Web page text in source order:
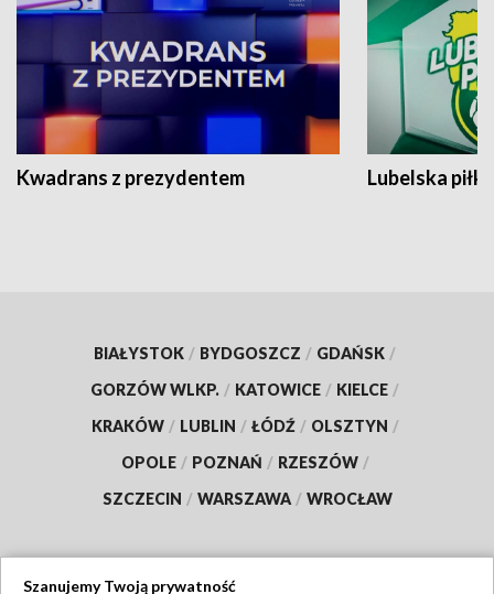
Kwadrans z prezydentem Lubelska piłka
BIAŁYSTOK / BYDGOSZCZ / GDAŃSK /
GORZÓW WLKP. / KATOWICE / KIELCE /
KRAKÓW / LUBLIN / ŁÓDŹ / OLSZTYN /
OPOLE / POZNAŃ / RZESZÓW /
SZCZECIN / WARSZAWA / WROCŁAW
Szanujemy Twoją prywatność